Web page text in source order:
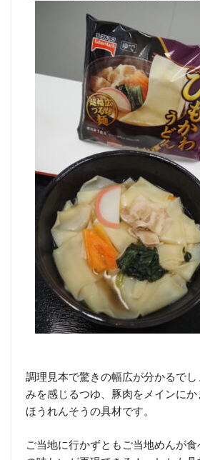
調理見本で驚きの幅広が分かるで
みを感じるつゆ、豚肉をメインにか
ほうれんそうの具材です。
ご当地に行かずともご当地めんが